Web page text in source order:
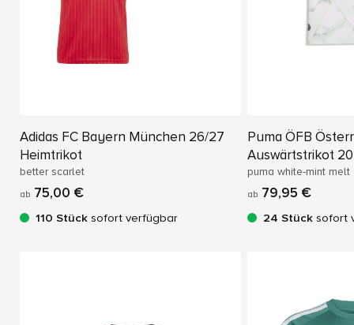
Adidas FC Bayern München 26/27
Heimtrikot
better scarlet
ab 75,00 €
110 Stück sofort verfügbar
Puma ÖFB
Auswärtstrikot
puma white-mint melt
ab 79,95 €
24 Stück sofort